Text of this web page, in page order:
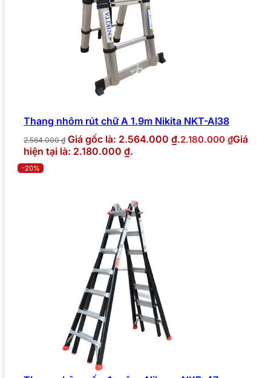
Thang nhôm rút chữ A 1.9m Nikita NKT-AI38
2.564.000₫ Giá gốc là: 2.564.000 ₫.2.180.000 ₫Giá
hiện tại là: 2.180.000 ₫.
-20%